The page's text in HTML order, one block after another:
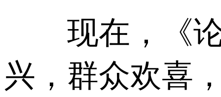
现在，《论
兴，群众欢喜